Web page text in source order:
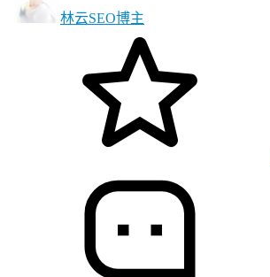
林云SEO博主